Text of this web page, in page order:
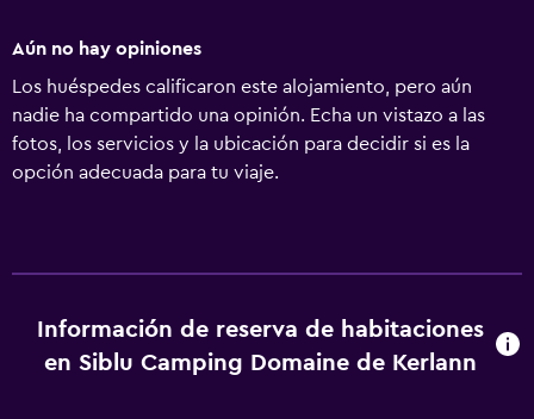
Aún no hay opiniones
Los huéspedes calificaron este alojamiento, pero aún
nadie ha compartido una opinión. Echa un vistazo a las
fotos, los servicios y la ubicación para decidir si es la
opción adecuada para tu viaje.
Información de reserva de habitaciones
en Siblu Camping Domaine de Kerlann